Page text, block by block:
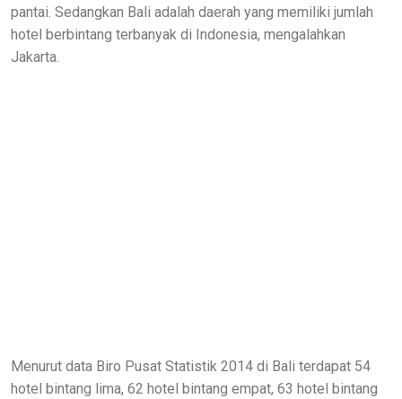
pantai. Sedangkan Bali adalah daerah yang memiliki jumlah
hotel berbintang terbanyak di Indonesia, mengalahkan
Jakarta.
Menurut data Biro Pusat Statistik 2014 di Bali terdapat 54
hotel bintang lima, 62 hotel bintang empat, 63 hotel bintang